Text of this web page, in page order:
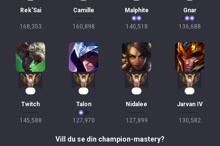
Rek'Sai
168,353
Camille
160,898
Malphite
140,518
Gnar
136,688
Twitch
145,588
Talon
127,970
Nidalee
127,899
Jarvan IV
130,582
Vill du se din champion-mastery?